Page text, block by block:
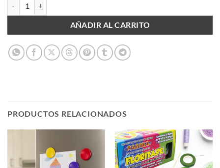
AÑADIR AL CARRITO
PRODUCTOS RELACIONADOS